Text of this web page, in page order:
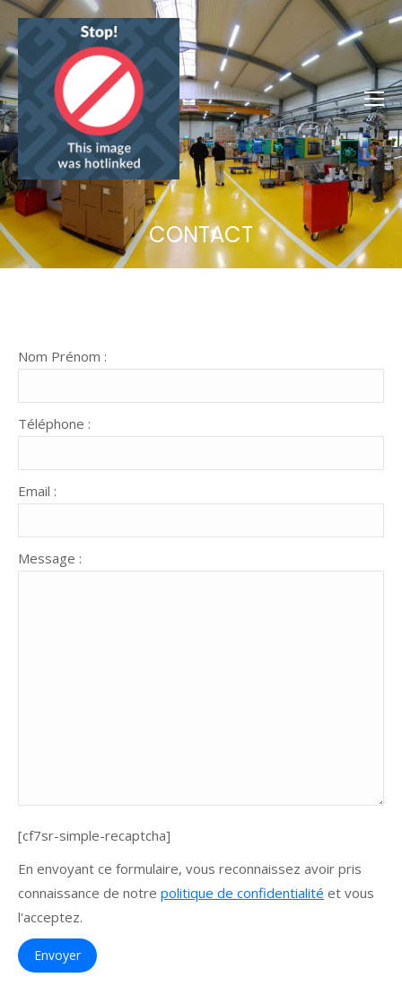
CONTACT
Nom Prénom :
Téléphone :
Email :
Message :
[cf7sr-simple-recaptcha]
En envoyant ce formulaire, vous reconnaissez avoir pris
connaissance de notre politique de confidentialité et vous
l'acceptez.